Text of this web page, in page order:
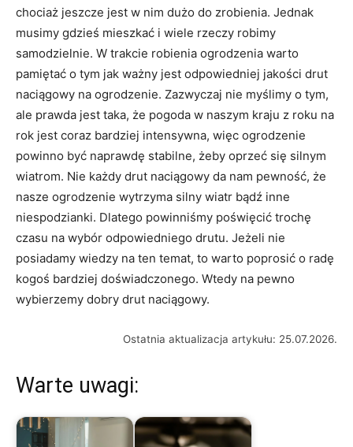
chociaż jeszcze jest w nim dużo do zrobienia. Jednak
musimy gdzieś mieszkać i wiele rzeczy robimy
samodzielnie. W trakcie robienia ogrodzenia warto
pamiętać o tym jak ważny jest odpowiedniej jakości drut
naciągowy na ogrodzenie. Zazwyczaj nie myślimy o tym,
ale prawda jest taka, że pogoda w naszym kraju z roku na
rok jest coraz bardziej intensywna, więc ogrodzenie
powinno być naprawdę stabilne, żeby oprzeć się silnym
wiatrom. Nie każdy drut naciągowy da nam pewność, że
nasze ogrodzenie wytrzyma silny wiatr bądź inne
niespodzianki. Dlatego powinniśmy poświęcić trochę
czasu na wybór odpowiedniego drutu. Jeżeli nie
posiadamy wiedzy na ten temat, to warto poprosić o radę
kogoś bardziej doświadczonego. Wtedy na pewno
wybierzemy dobry drut naciągowy.
Ostatnia aktualizacja artykułu: 25.07.2026.
Warte uwagi: